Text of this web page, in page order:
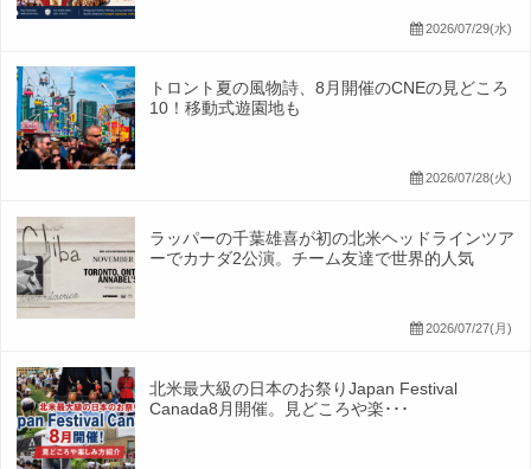
2026/07/29(水)
トロント夏の風物詩、8月開催のCNEの見どころ
10！移動式遊園地も
2026/07/28(火)
ラッパーの千葉雄喜が初の北米ヘッドラインツア
ーでカナダ2公演。チーム友達で世界的人気
2026/07/27(月)
北米最大級の日本のお祭りJapan Festival
Canada8月開催。見どころや楽･･･